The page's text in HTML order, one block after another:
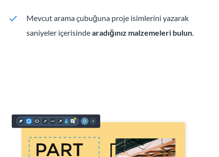
Mevcut arama çubuğuna proje isimlerini yazarak
saniyeler içerisindearadığınız malzemeleri bulun